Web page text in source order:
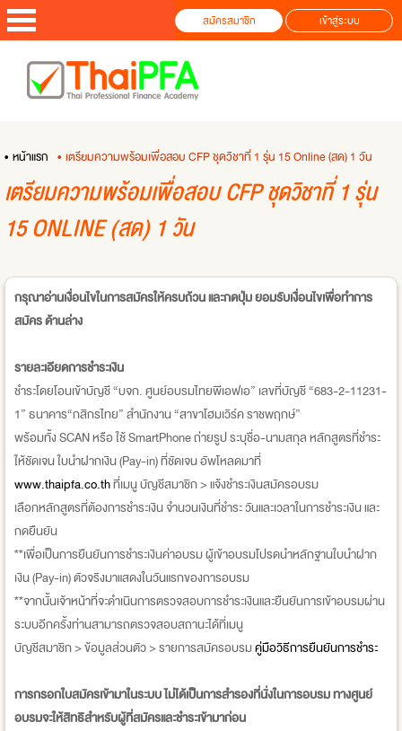
สมัครสมาชิก เข้าสู่ระบบ
• หน้าแรก • เตรียมความพร้อมเพื่อสอบ CFP ชุดวิชาที่ 1 รุ่น 15 Online (สด) 1 วัน
เตรียมความพร้อมเพื่อสอบ CFP ชุดวิชาที่ 1 รุ่น
15 ONLINE (สด) 1 วัน
กรุณาอ่านเงื่อนไขในการสมัครให้ครบถ้วน และกดปุ่ม ยอมรับเงื่อนไขเพื่อทำการ
สมัคร ด้านล่าง
รายละเอียดการชำระเงิน
ชำระโดยโอนเข้าบัญชี “บจก. ศูนย์อบรมไทยพีเอฟเอ” เลขที่บัญชี “683-2-11231-
1” ธนาคาร“กสิกรไทย” สำนักงาน “สาขาโฮมเวิร์ค ราชพฤกษ์”
พร้อมทั้ง SCAN หรือ ใช้ SmartPhone ถ่ายรูป ระบุชื่อ-นามสกุล หลักสูตรที่ชำระ
ให้ชัดเจน ใบนำฝากเงิน (Pay-in) ที่ชัดเจน อัพโหลดมาที่
www.thaipfa.co.thที่เมนู บัญชีสมาชิก > แจ้งชำระเงินสมัครอบรม
เลือกหลักสูตรที่ต้องการชำระเงิน จำนวนเงินที่ชำระ วันและเวลาในการชำระเงิน และ
กดยืนยัน
**เพื่อเป็นการยืนยันการชำระเงินค่าอบรม ผู้เข้าอบรมโปรดนำหลักฐานใบนำฝาก
เงิน (Pay-in) ตัวจริงมาแสดงในวันแรกของการอบรม
**จากนั้นเจ้าหน้าที่จะดำเนินการตรวจสอบการชำระเงินและยืนยันการเข้าอบรมผ่าน
ระบบอีกครั้งท่านสามารถตรวจสอบสถานะได้ที่เมนู
บัญชีสมาชิก > ข้อมูลส่วนตัว > รายการสมัครอบรมคู่มือวิธีการยืนยันการชำระ
การกรอกใบสมัครเข้ามาในระบบ ไม่ได้เป็นการสำรองที่นั่งในการอบรม ทางศูนย์
อบรมจะให้สิทธิสำหรับผู้ที่สมัครและชำระเข้ามาก่อน